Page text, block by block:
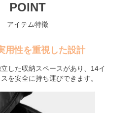
POINT
アイテム特徴
用性を重視した設計
した収納スペースがあり、14イ
を安全に持ち運びできます。